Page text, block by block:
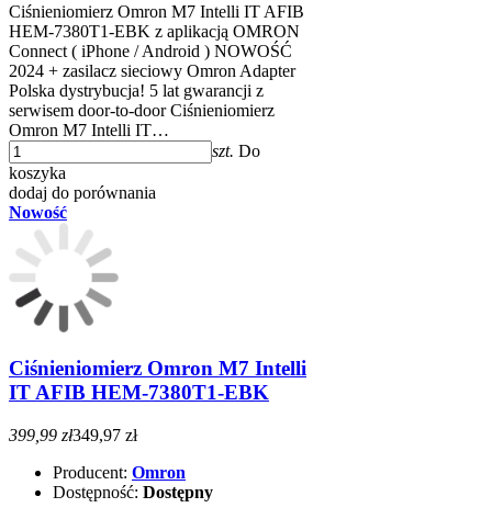
Ciśnieniomierz Omron M7 Intelli IT AFIB
HEM-7380T1-EBK z aplikacją OMRON
Connect ( iPhone / Android ) NOWOŚĆ
2024 + zasilacz sieciowy Omron Adapter
Polska dystrybucja! 5 lat gwarancji z
serwisem door-to-door Ciśnieniomierz
Omron M7 Intelli IT…
szt. Do
koszyka
dodaj do porównania
Nowość
Ciśnieniomierz Omron M7 Intelli
IT AFIB HEM-7380T1-EBK
399,99 zł349,97 zł
Producent: Omron
Dostępność: Dostępny